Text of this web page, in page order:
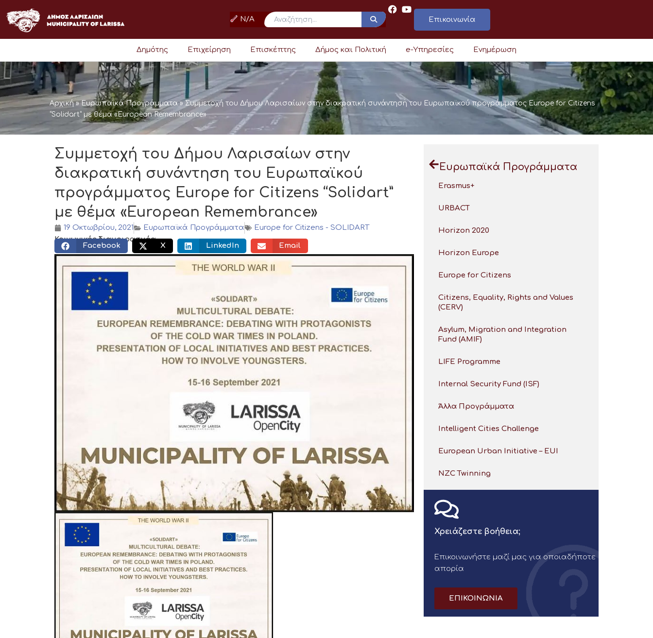
στο
περιεχόμενο
N/A Επικοινωνία
Δημότης Επιχείρηση Επισκέπτης Δήμος και Πολιτική e-Υπηρεσίες Ενημέρωση
Αρχική» Ευρωπαϊκά Προγράμματα»Συμμετοχή του Δήμου Λαρισαίων στην διακρατική συνάντηση του Ευρωπαϊκού προγράμματος Europe for Citizens
“Solidart” με θέμα «European Remembrance»
Συμμετοχή του Δήμου Λαρισαίων στην
διακρατική συνάντηση του Ευρωπαϊκού
προγράμματος Europe for Citizens “Solidart”
με θέμα «European Remembrance»
19 Οκτωβρίου, 2021 Ευρωπαϊκά Προγράμματα
Europe for Citizens - SOLIDART
Κοινωνικός διαμοιρασμός:
Facebook X LinkedIn Email
Ευρωπαϊκά Προγράμματα
Erasmus+
URBACT
Horizon 2020
Horizon Europe
Europe for Citizens
Citizens, Equality, Rights and Values
(CERV)
Asylum, Migration and Integration
Fund (AMIF)
LIFE Programme
Internal Security Fund (ISF)
Άλλα Προγράμματα
Intelligent Cities Challenge
European Urban Initiative – EUI
NZC Twinning
Χρειάζεστε βοήθεια;
Επικοινωνήστε μαζί μας για οποιαδήποτε
απορία
ΕΠΙΚΟΙΝΩΝΙΑ